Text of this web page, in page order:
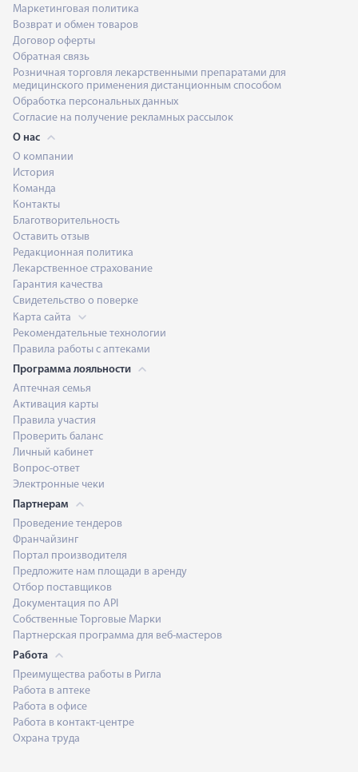
Маркетинговая политика
Возврат и обмен товаров
Договор оферты
Обратная связь
Розничная торговля лекарственными препаратами для
медицинского применения дистанционным способом
Обработка персональных данных
Согласие на получение рекламных рассылок
О нас
О компании
История
Команда
Контакты
Благотворительность
Оставить отзыв
Редакционная политика
Лекарственное страхование
Гарантия качества
Свидетельство о поверке
Карта сайта
Рекомендательные технологии
Правила работы с аптеками
Программа лояльности
Аптечная семья
Активация карты
Правила участия
Проверить баланс
Личный кабинет
Вопрос-ответ
Электронные чеки
Партнерам
Проведение тендеров
Франчайзинг
Портал производителя
Предложите нам площади в аренду
Отбор поставщиков
Документация по API
Собственные Торговые Марки
Партнерская программа для веб-мастеров
Работа
Преимущества работы в Ригла
Работа в аптеке
Работа в офисе
Работа в контакт-центре
Охрана труда